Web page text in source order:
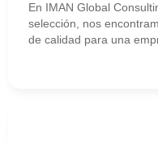
En IMAN Global
selección, nos
de calidad para una